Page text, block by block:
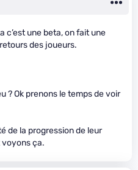
c’est une beta, on fait une
des joueurs.
? Ok prenons le temps de voir
de la progression de leur
voyons ça.